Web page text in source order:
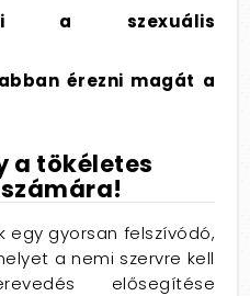
a szexuális
érezni magát a
a tökéletes
egy gyorsan felszívódó,
a nemi szervre kell
elősegítése